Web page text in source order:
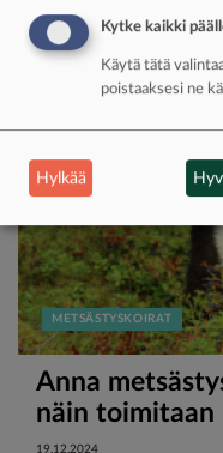
LUE MYÖS
METSÄSTYSKOIRAT
Anna
näin toimitaan
19.12.2024
Kytke kaikki
Käytä tätä
poistaaksesi ne
Hylkää